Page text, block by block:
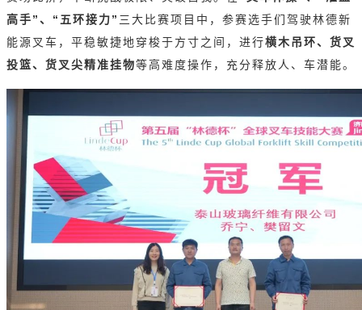
高手”、“五环接力” 三大比赛项目中，参赛选手们驾驶林德新
能源叉车，平稳敏捷地穿梭于方寸之间，进行横木吊环、货叉
投篮、货叉尖精准挂物等高难度操作，充分释放人、车潜能。